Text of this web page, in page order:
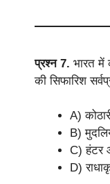
प्रश्न 7. भारत में
की सिफारिश
A)
B)
C) हंटर
D)